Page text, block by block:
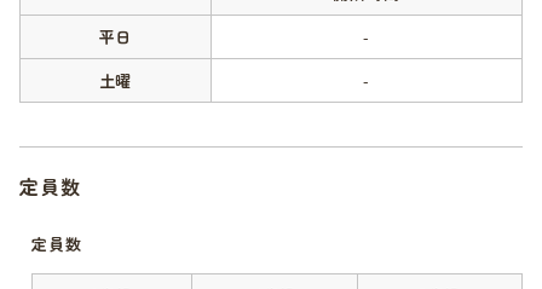
平日
-
土曜
-
定員数
定員数